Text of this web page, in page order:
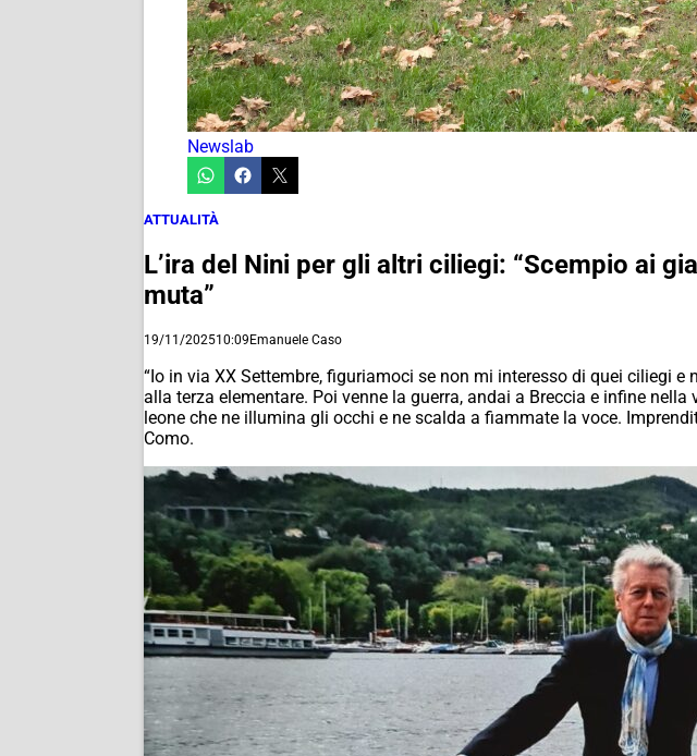
Newslab
ATTUALITÀ
L’ira del Nini per gli altri ciliegi: “Scempio ai
muta”
19/11/202510:09Emanuele Caso
“Io in via XX Settembre, figuriamoci se non mi interesso di quei ciliegi
alla terza elementare. Poi venne la guerra, andai a Breccia e infine
leone che ne illumina gli occhi e ne scalda a fiammate la voce.
Como.